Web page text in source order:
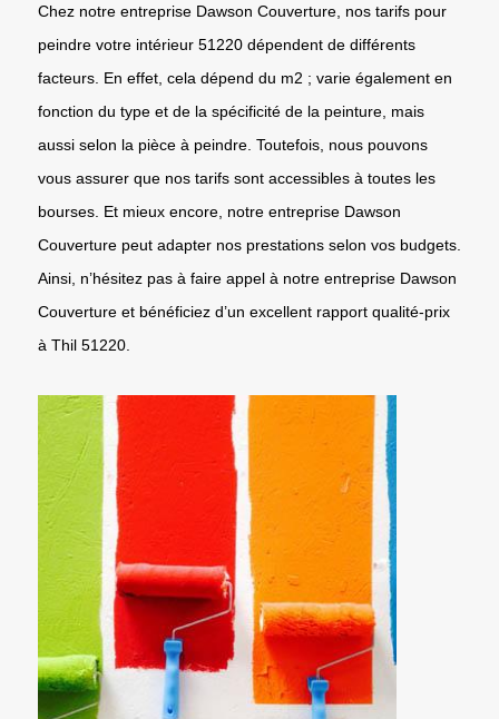
Chez notre entreprise Dawson Couverture, nos tarifs pour
peindre votre intérieur 51220 dépendent de différents
facteurs. En effet, cela dépend du m2 ; varie également en
fonction du type et de la spécificité de la peinture, mais
aussi selon la pièce à peindre. Toutefois, nous pouvons
vous assurer que nos tarifs sont accessibles à toutes les
bourses. Et mieux encore, notre entreprise Dawson
Couverture peut adapter nos prestations selon vos budgets.
Ainsi, n’hésitez pas à faire appel à notre entreprise Dawson
Couverture et bénéficiez d’un excellent rapport qualité-prix
à Thil 51220.